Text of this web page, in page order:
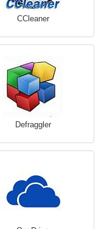
CCleaner
Defraggler